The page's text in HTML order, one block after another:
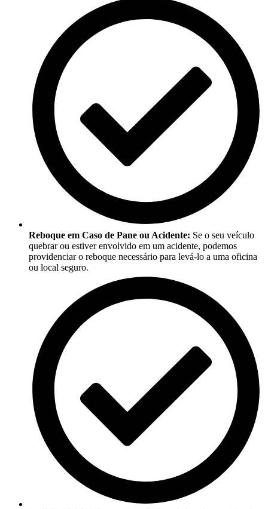
Reboque em Caso de Pane ou Acidente: Se o seu veículo
quebrar ou estiver envolvido em um acidente, podemos
providenciar o reboque necessário para levá-lo a uma oficina
ou local seguro.